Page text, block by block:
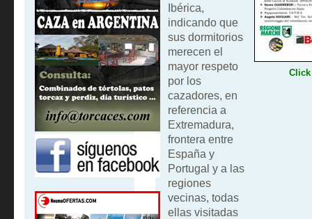
Ibérica,
indicando que
sus dormitorios
merecen el
mayor respeto
por los
cazadores, en
referencia a
Extremadura,
frontera entre
España y
Portugal y a las
regiones
vecinas, todas
ellas visitadas